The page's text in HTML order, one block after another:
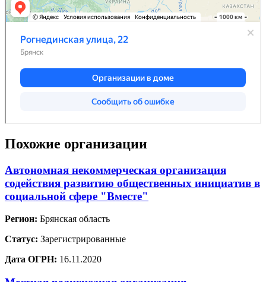
Похожие организации
Автономная некоммерческая организация
содействия развитию общественных инициатив в
социальной сфере "Вместе"
Регион: Брянская область
Статус: Зарегистрированные
Дата ОГРН: 16.11.2020